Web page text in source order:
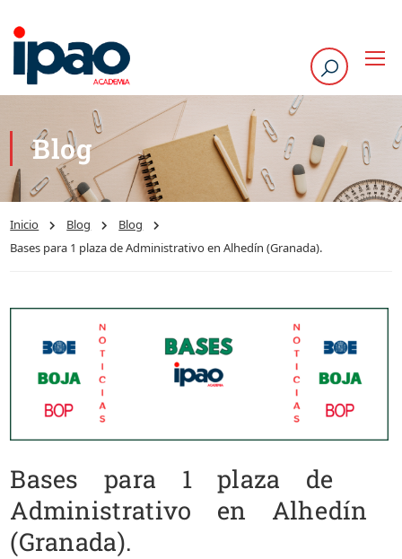
Blog
Inicio Blog
Blog
Bases para 1 plaza de Administrativo en Alhedín (Granada).
Bases para 1 plaza de
Administrativo en Alhedín
(Granada).